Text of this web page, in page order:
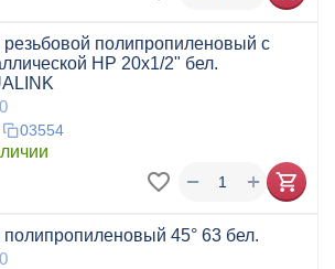
резьбовой полипропиленовый с
НР 20x1/2" бел.
03554
+
−
полипропиленовый 45° 63 бел.